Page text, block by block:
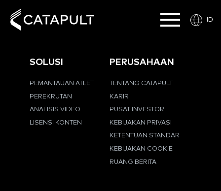
ID
SOLUSI
PEMANTAUAN ATLET
PEREKRUTAN
ANALISIS VIDEO
LISENSI KONTEN
PERUSAHAAN
TENTANG CATAPULT
KARIR
PUSAT INVESTOR
KEBIJAKAN PRIVASI
KETENTUAN STANDAR
KEBIJAKAN COOKIE
RUANG BERITA